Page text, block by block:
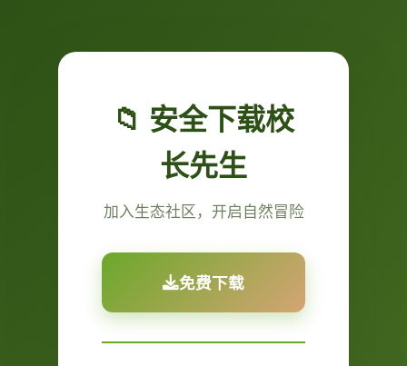
📁 安全下载校
长先生
加入生态社区，开启自然冒险
免费下载